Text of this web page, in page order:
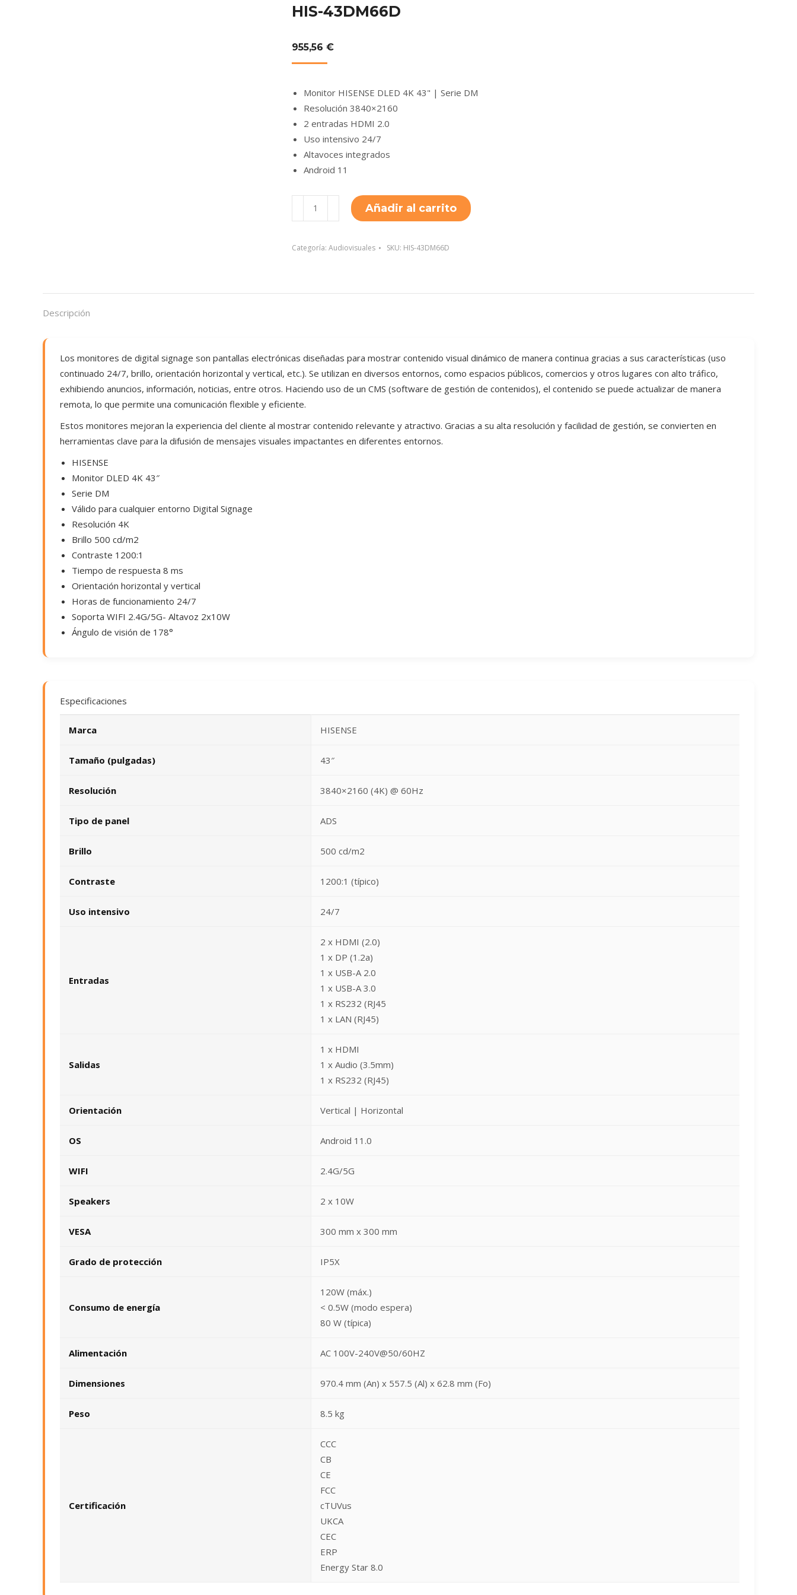
HIS-43DM66D
955,56 €
Monitor HISENSE DLED 4K 43" | Serie DM
Resolución 3840×2160
2 entradas HDMI 2.0
Uso intensivo 24/7
Altavoces integrados
Android 11
43DM66D
Añadir al carrito
Categoría: Audiovisuales SKU: HIS-43DM66D
Descripción
Los monitores de digital signage son pantallas electrónicas diseñadas para mostrar contenido visual dinámico de manera continua gracias a sus características (uso
continuado 24/7, brillo, orientación horizontal y vertical, etc.). Se utilizan en diversos entornos, como espacios públicos, comercios y otros lugares con alto tráfico,
exhibiendo anuncios, información, noticias, entre otros. Haciendo uso de un CMS (software de gestión de contenidos), el contenido se puede actualizar de manera
remota, lo que permite una comunicación flexible y eficiente.
Estos monitores mejoran la experiencia del cliente al mostrar contenido relevante y atractivo. Gracias a su alta resolución y facilidad de gestión, se convierten en
herramientas clave para la difusión de mensajes visuales impactantes en diferentes entornos.
HISENSE
Monitor DLED 4K 43″
Serie DM
Válido para cualquier entorno Digital Signage
Resolución 4K
Brillo 500 cd/m2
Contraste 1200:1
Tiempo de respuesta 8 ms
Orientación horizontal y vertical
Horas de funcionamiento 24/7
Soporta WIFI 2.4G/5G- Altavoz 2x10W
Ángulo de visión de 178°
Especificaciones
Marca HISENSE
Tamaño (pulgadas) 43″
Resolución 3840×2160 (4K) @ 60Hz
Tipo de panel ADS
Brillo 500 cd/m2
Contraste 1200:1 (típico)
Uso intensivo 24/7
Entradas
2 x HDMI (2.0)
1 x DP (1.2a)
1 x USB-A 2.0
1 x USB-A 3.0
1 x RS232 (RJ45
1 x LAN (RJ45)
Salidas
1 x HDMI
1 x Audio (3.5mm)
1 x RS232 (RJ45)
Orientación Vertical | Horizontal
OS Android 11.0
WIFI 2.4G/5G
Speakers 2 x 10W
VESA 300 mm x 300 mm
Grado de protección IP5X
Consumo de energía
120W (máx.)
< 0.5W (modo espera)
80 W (típica)
Alimentación AC 100V-240V@50/60HZ
Dimensiones 970.4 mm (An) x 557.5 (Al) x 62.8 mm (Fo)
Peso 8.5 kg
Certificación
CCC
CB
CE
FCC
cTUVus
UKCA
CEC
ERP
Energy Star 8.0